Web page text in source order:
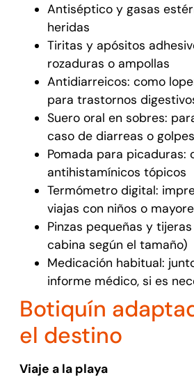
Antiséptico y gasas
heridas
Tiritas y apósitos
rozaduras o ampollas
Antidiarreicos: como
para trastornos
Suero oral en sobres:
caso de diarreas o
Pomada para picaduras:
antihistamínicos tópicos
Termómetro digital:
viajas con niños o
Pinzas pequeñas y
cabina según el tamaño)
Medicación habitual:
informe médico, si es
Botiquín
el destino
Viaje a la playa